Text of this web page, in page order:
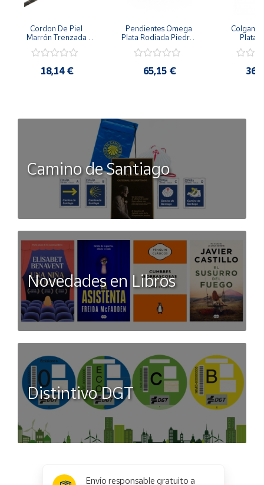
Cordon De Piel
Marrón Trenzada
Plata De 45Cm
18,14 €
Pendientes Omega
Plata Rodiada Piedras
65,15 €
Plata
Camino de Santiago
Novedades en Libros
Distintivo DGT
Envío responsable gratuito a